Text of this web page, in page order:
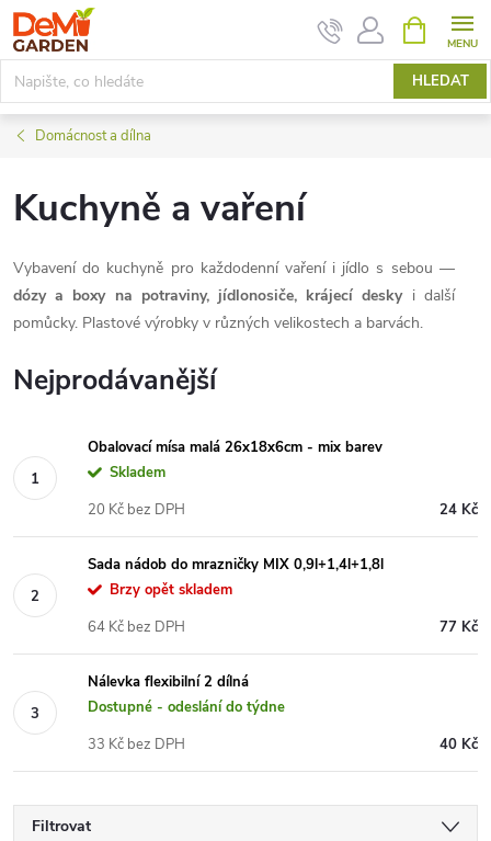
Přejít
na
obsah
HLEDAT
NÁKUPNÍ
KOŠÍK
Domácnost a dílna
Kuchyně a vaření
Vybavení do kuchyně pro každodenní vaření i jídlo s sebou —
dózy a boxy na potraviny, jídlonosiče, krájecí deskyi další
pomůcky. Plastové výrobky v různých velikostech a barvách.
Nejprodávanější
Obalovací mísa malá 26x18x6cm - mix barev
Skladem
24 Kč
20 Kč bez DPH
Sada nádob do mrazničky MIX 0,9l+1,4l+1,8l
Brzy opět skladem
77 Kč
64 Kč bez DPH
Nálevka flexibilní 2 dílná
Dostupné - odeslání do týdne
40 Kč
33 Kč bez DPH
Filtrovat